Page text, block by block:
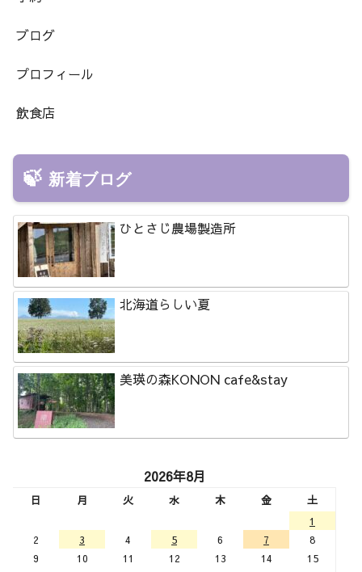
ブログ
プロフィール
飲食店
新着ブログ
ひとさじ農場製造所
北海道らしい夏
美瑛の森KONON cafe&stay
2026年8月
日 月 火 水 木 金
土
1
2
3 4 5 6 7
8
9
10 11 12 13 14
15